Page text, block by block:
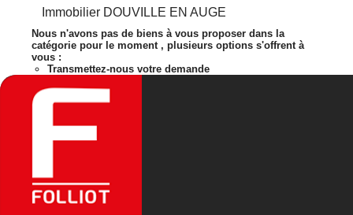
Immobilier DOUVILLE EN AUGE
Nous n'avons pas de biens à vous proposer dans la
catégorie pour le moment , plusieurs options s'offrent à
vous :
Transmettez-nous votre demande